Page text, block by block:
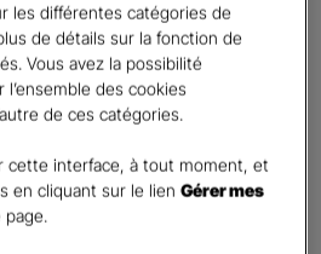
Last
les différentes catégories de
de détails sur la fonction de
Vous avez la possibilité
l’ensemble des cookies
de ces catégories.
cette interface, à tout moment, et
en cliquant sur le lienGérer mes
page.